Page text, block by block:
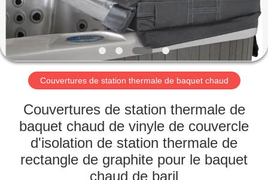
ABOUT
US
FACTORY
TOUR
QUALITY
CONTROL
Couvertures de station thermale de baquet chaud
Couvertures de station thermale de
baquet chaud de vinyle de couvercle
d'isolation de station thermale de
rectangle de graphite pour le baquet
chaud de baril